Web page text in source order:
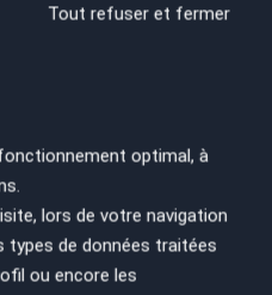
km
ESSENCE
Tout refuser et fermer
optimal, à
lors de votre navigation
types de données traitées
ou encore les